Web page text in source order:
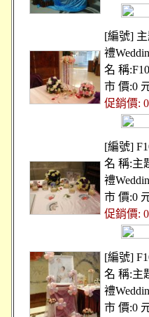
[編號]
禮
名 稱
市 價:0
促銷價:
[編號]
名 稱:主
禮
市 價:0
促銷價:
[編號]
名 稱:主
禮
市 價:0